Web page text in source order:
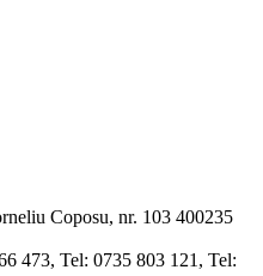
Coposu, nr. 103 400235
473, Tel: 0735 803 121, Tel: